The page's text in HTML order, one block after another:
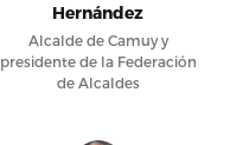
Hernández
Alcalde de Camuy y
presidente de la Federación
de Alcaldes